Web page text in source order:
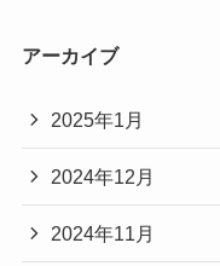
アーカイブ
2025年1月
2024年12月
2024年11月